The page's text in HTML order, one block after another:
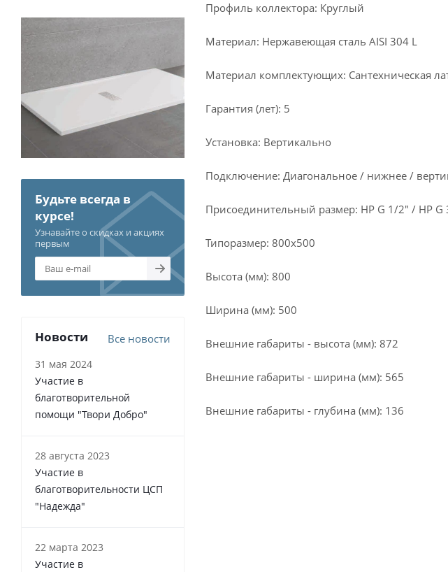
Профиль коллектора: Круглый
Материал: Нержавеющая сталь AISI 304 L
Материал комплектующих: Сантехническая
Гарантия (лет): 5
Установка: Вертикально
Подключение: Диагональное / нижнее /
Присоединительный размер: НР G 1/2" / НР G
Типоразмер: 800x500
Высота (мм): 800
Ширина (мм): 500
Внешние габариты - высота (мм): 872
Внешние габариты - ширина (мм): 565
Внешние габариты - глубина (мм): 136
Будьте всегда в
курсе!
Узнавайте о скидках и акциях
первым
Новости Все новости
31 мая 2024
Участие в
благотворительной
помощи "Твори Добро"
28 августа 2023
Участие в
благотворительности ЦСП
"Надежда"
22 марта 2023
Участие в